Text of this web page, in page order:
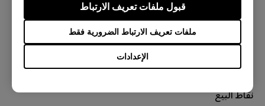
الإعدادات
ملفات تعريف الارتباط الضرورية فقط
قبول ملفات تعريف الارتباط
مواقع التواصل الاجتماعي
نقاط البيع